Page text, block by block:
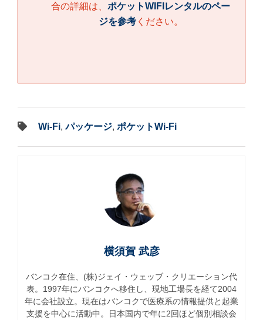
合の詳細は、 ポケットWIFIレンタルのペー
ジを参考ください。
Wi-Fi,パッケージ, ポケットWi-Fi
横須賀 武彦
バンコク在住、(株)ジェイ・ウェッブ・クリエーション代
表。1997年にバンコクへ移住し、現地工場長を経て2004
年に会社設立。現在はバンコクで医療系の情報提供と起業
支援を中心に活動中。日本国内で年に2回ほど個別相談会